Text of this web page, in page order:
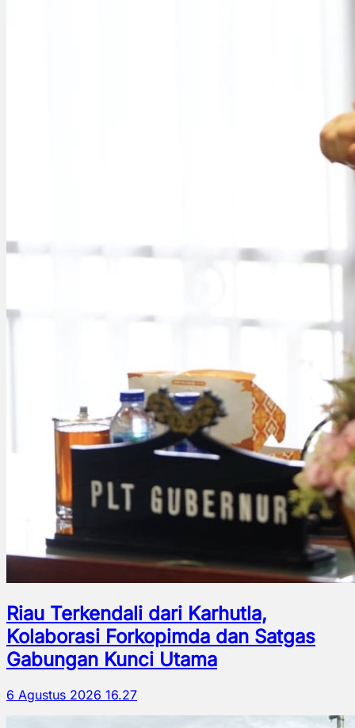
Riau Terkendali dari Karhutla,
Kolaborasi Forkopimda dan Satgas
Gabungan Kunci Utama
6 Agustus 2026 16.27